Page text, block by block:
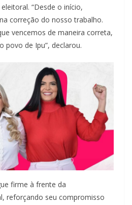
“Desde o início,
correção do nosso trabalho.
vencemos de maneira correta,
povo de Ipu”, declarou.
firme à frente da
reforçando seu compromisso